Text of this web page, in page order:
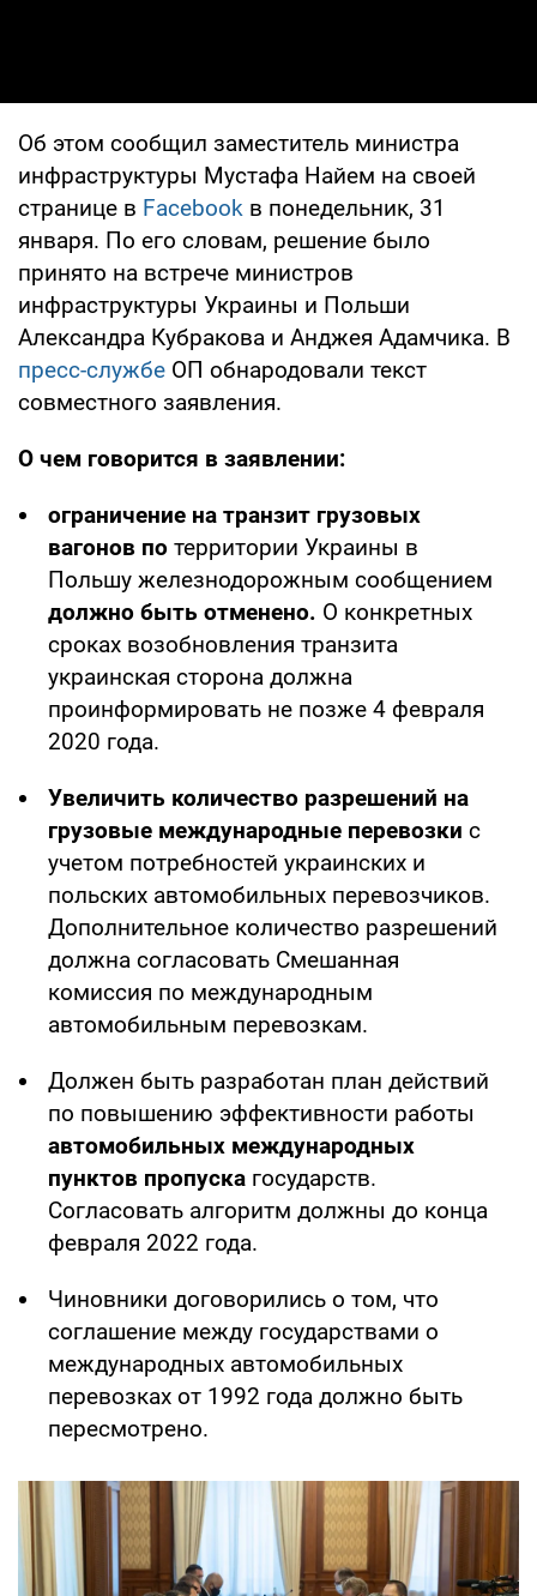
Об этом сообщил заместитель министра
инфраструктуры Мустафа Найем на своей
странице в Facebook в понедельник, 31
января. По его словам, решение было
принято на встрече министров
инфраструктуры Украины и Польши
Александра Кубракова и Анджея Адамчика. В
пресс-службе ОП обнародовали текст
совместного заявления.
О чем говорится в заявлении:
ограничение на транзит грузовых
вагонов по территории Украины в
Польшу железнодорожным сообщением
должно быть отменено. О конкретных
сроках возобновления транзита
украинская сторона должна
проинформировать не позже 4 февраля
2020 года.
Увеличить количество разрешений на
грузовые международные перевозки с
учетом потребностей украинских и
польских автомобильных перевозчиков.
Дополнительное количество разрешений
должна согласовать Смешанная
комиссия по международным
автомобильным перевозкам.
Должен быть разработан план действий
по повышению эффективности работы
автомобильных международных
пунктов пропуска государств.
Согласовать алгоритм должны до конца
февраля 2022 года.
Чиновники договорились о том, что
соглашение между государствами о
международных автомобильных
перевозках от 1992 года должно быть
пересмотрено.